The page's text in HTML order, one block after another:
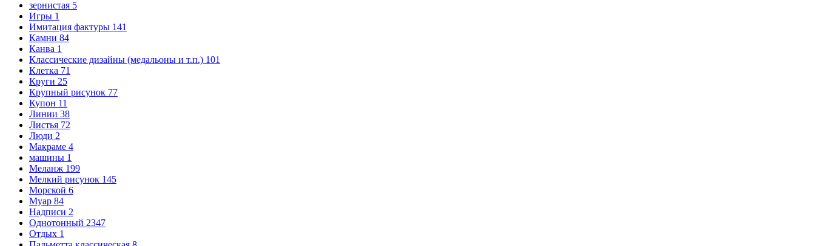
зернистая 5
Игры 1
Имитация фактуры 141
Камни 84
Канва 1
Классические дизайны (медальоны и т.п.) 101
Клетка 71
Круги 25
Крупный рисунок 77
Купон 11
Линии 38
Листья 72
Люди 2
Макраме 4
машины 1
Меланж 199
Мелкий рисунок 145
Морской 6
Муар 84
Надписи 2
Однотонный 2347
Отдых 1